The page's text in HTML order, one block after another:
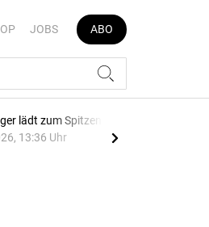
JOBS ABO
lädt zum Spitzengespräch
13:36 Uhr